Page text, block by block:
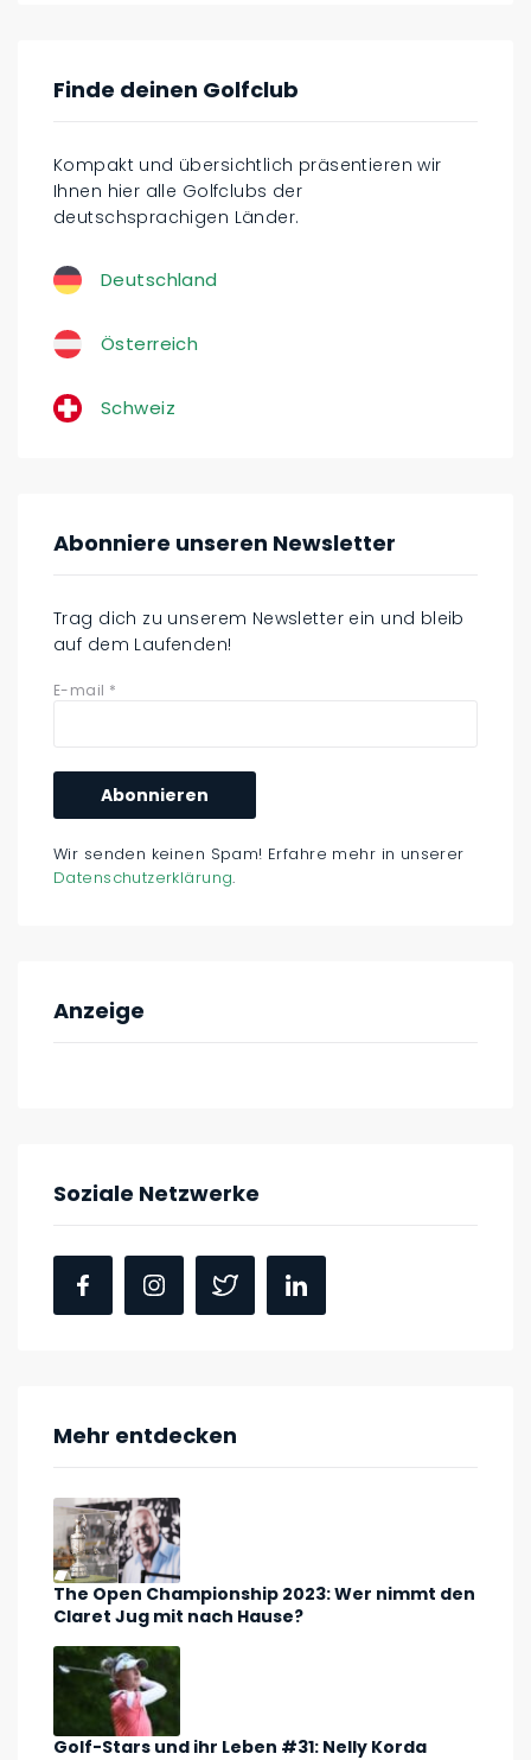
Finde deinen Golfclub
Kompakt und übersichtlich präsentieren wir
Ihnen hier alle Golfclubs der
deutschsprachigen Länder.
Deutschland
Österreich
Schweiz
Abonniere unseren Newsletter
Trag dich zu unserem Newsletter ein und bleib
auf dem Laufenden!
E-mail *
Wir senden keinen Spam! Erfahre mehr in unserer
Datenschutzerklärung.
Anzeige
Soziale Netzwerke
Mehr entdecken
The Open Championship 2023: Wer nimmt den
Claret Jug mit nach Hause?
Golf-Stars und ihr Leben #31: Nelly Korda